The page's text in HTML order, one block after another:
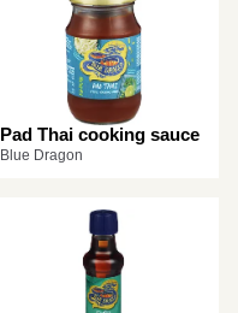
Pad Thai cooking sauce
Blue Dragon